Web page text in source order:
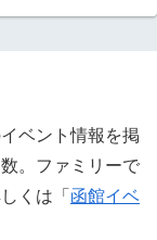
ベント情報を掲
。ファミリーで
くは「 函館イベ